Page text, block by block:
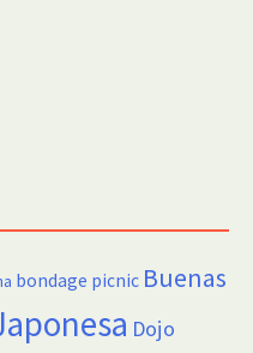
bondage picnic Buenas
Dojo